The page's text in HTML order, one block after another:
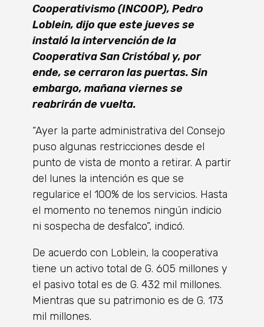
Cooperativismo (INCOOP), Pedro
Loblein, dijo que este jueves se
instaló la intervención de la
Cooperativa San Cristóbal y, por
ende, se cerraron las puertas. Sin
embargo, mañana viernes se
reabrirán de vuelta.
“Ayer la parte administrativa del Consejo
puso algunas restricciones desde el
punto de vista de monto a retirar. A partir
del lunes la intención es que se
regularice el 100% de los servicios. Hasta
el momento no tenemos ningún indicio
ni sospecha de desfalco”, indicó.
De acuerdo con Loblein, la cooperativa
tiene un activo total de G. 605 millones y
el pasivo total es de G. 432 mil millones.
Mientras que su patrimonio es de G. 173
mil millones.